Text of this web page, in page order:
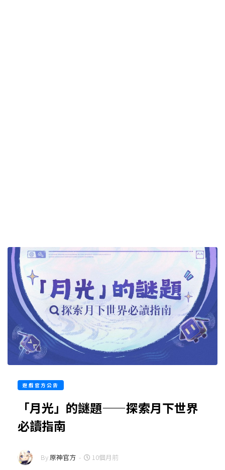
遊戲官方公告
「月光」的謎題——探索月下世界
必讀指南
By原神官方 - 10個月前